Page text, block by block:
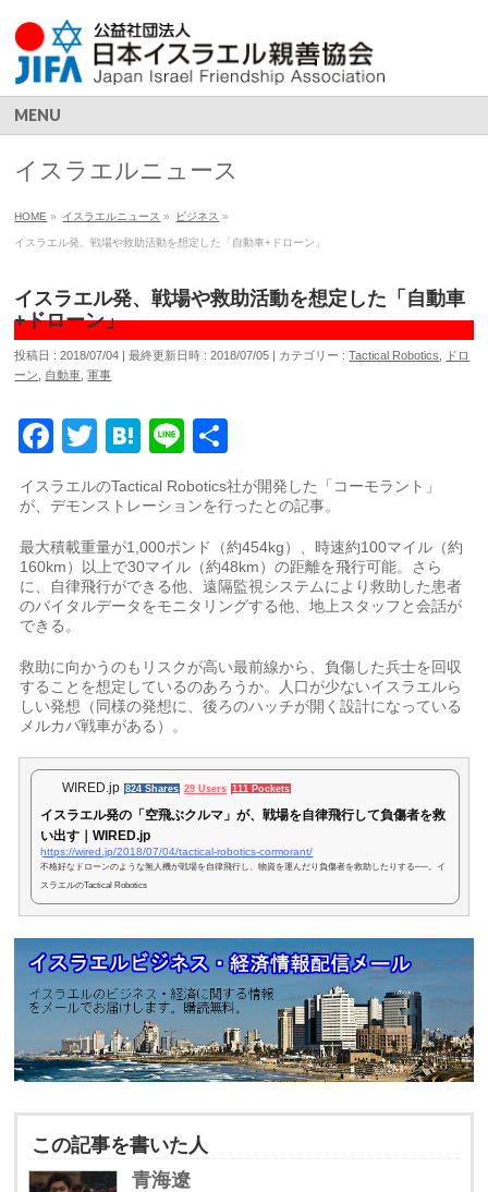
MENU
イスラエルニュース
HOME » イスラエルニュース » ビジネス »
イスラエル発、戦場や救助活動を想定した「自動車+ドローン」
イスラエル発、戦場や救助活動を想定した「自動車
+ドローン」
投稿日 : 2018/07/04 最終更新日時 : 2018/07/05 カテゴリー :Tactical Robotics
ドロ
ーン
自動車 ,軍事
Facebook
Twitter
Hatena
Line
有
イスラエルのTactical Robotics社が開発した「コーモラント」
が、デモンストレーションを行ったとの記事。
最大積載重量が1,000ポンド（約454kg）、時速約100マイル（約
160km）以上で30マイル（約48km）の距離を飛行可能。さら
に、自律飛行ができる他、遠隔監視システムにより救助した患者
のバイタルデータをモニタリングする他、地上スタッフと会話が
できる。
救助に向かうのもリスクが高い最前線から、負傷した兵士を回収
することを想定しているのあろうか。人口が少ないイスラエルら
しい発想（同様の発想に、後ろのハッチが開く設計になっている
メルカバ戦車がある）。
WIRED.jp 824 Shares 29 Users 111 Pockets
イスラエル発の「空飛ぶクルマ」が、戦場を自律飛行して負傷者を救
い出す｜WIRED.jp
https://wired.jp/2018/07/04/tactical-robotics-cormorant/
不格好なドローンのような無人機が戦場を自律飛行し、物資を運んだり負傷者を救助したりする──。イ
スラエルのTactical Robotics
この記事を書いた人
青海遼